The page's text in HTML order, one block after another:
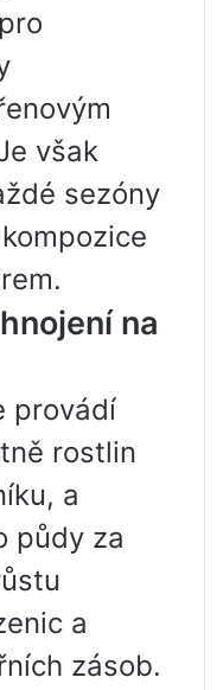
však
sezóny
na
provádí
rostlin
a
půdy za
a
zásob.